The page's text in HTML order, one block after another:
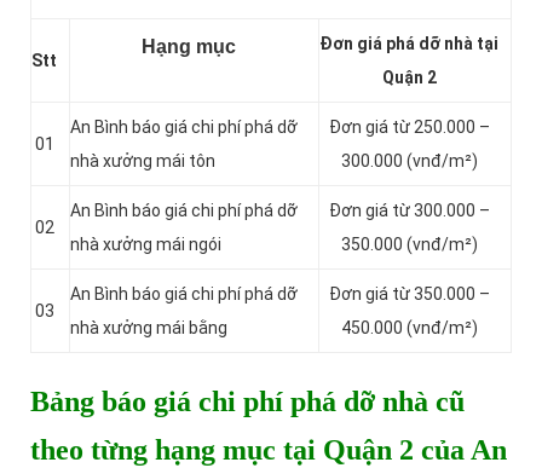
Stt
Hạng mục
Đơn giá phá dỡ nhà tại
Quận 2
01
An Bình báo giá chi phí phá dỡ
nhà xưởng mái tôn
Đơn giá từ 250.000 –
300.000 (vnđ/m²)
02
An Bình báo giá chi phí phá dỡ
nhà xưởng mái ngói
Đơn giá từ 300.000 –
350.000 (vnđ/m²)
03
An Bình báo giá chi phí phá dỡ
nhà xưởng mái bằng
Đơn giá từ 350.000 –
450.000 (vnđ/m²)
Bảng báo giá chi phí phá dỡ nhà cũ
theo từng hạng mục tại Quận 2 của An